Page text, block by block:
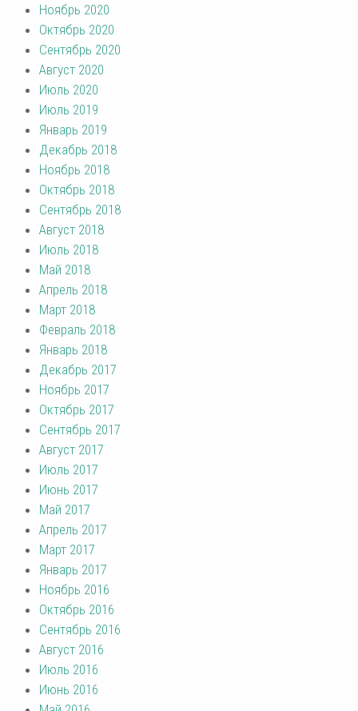
Ноябрь 2020
Октябрь 2020
Сентябрь 2020
Август 2020
Июль 2020
Июль 2019
Январь 2019
Декабрь 2018
Ноябрь 2018
Октябрь 2018
Сентябрь 2018
Август 2018
Июль 2018
Май 2018
Апрель 2018
Март 2018
Февраль 2018
Январь 2018
Декабрь 2017
Ноябрь 2017
Октябрь 2017
Сентябрь 2017
Август 2017
Июль 2017
Июнь 2017
Май 2017
Апрель 2017
Март 2017
Январь 2017
Ноябрь 2016
Октябрь 2016
Сентябрь 2016
Август 2016
Июль 2016
Июнь 2016